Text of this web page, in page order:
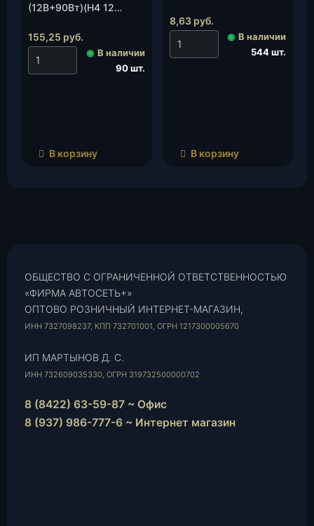
(12В+90Вт)(Н4 12
обр.(Маяк), шт.
155,25 руб.
◉ В наличии
90 шт.
В корзину
8,63 руб.
◉ В наличии
544 шт.
В корзину
ОБЩЕСТВО С ОГРАНИЧЕННОЙ ОТВЕТСТВЕННОСТЬЮ
«ФИРМА АВТОСЕТЬ+»
ОПТОВО РОЗНИЧНЫЙ ИНТЕРНЕТ-МАГАЗИН,
ИНН 7327098237, КПП 732701001, ОГРН 1217300005670
ИП МАРТЫНОВ Д. С.
ИНН 732609035330, ОГРН 319732500000702
8 (8422) 63-59-87 ~ Офис
8 (937) 986-777-6 ~ Интернет магазин